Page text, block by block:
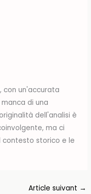
con un'accurata
di una
dell'analisi è
ma ci
storico e le
Article suivant →